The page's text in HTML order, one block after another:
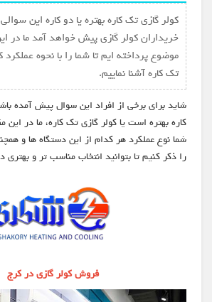
کولر گازی تک کاره بهتره یا دو کاره این
خریداران کولر گازی پیش خواهد آمد ما در
موضوع پرداخته ایم تا شما را با نحوه عملکرد
تک کاره آشنا نماییم.
شاید برای برخی از افراد این سوال پیش آمده
کاره بهتره است یا کولر گازی تک کاره، ما در این
شما نوع عملکرد هر کدام از این دستگاه ها و
را ذکر کنیم تا بتوانید انتخاب مناسب تر و بهتری
فروش کولر گازی در کرج